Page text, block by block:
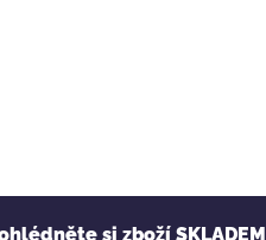
si zboží SKLADEM